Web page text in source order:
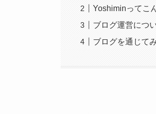
Yoshiminってこ
ブログ運営につ
ブログを通じて